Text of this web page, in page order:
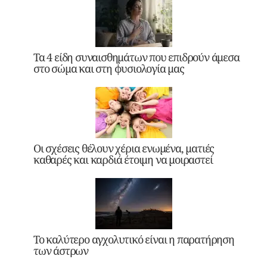
Τα 4 είδη συναισθημάτων που επιδρούν άμεσα
στο σώμα και στη φυσιολογία μας
Οι σχέσεις θέλουν χέρια ενωμένα, ματιές
καθαρές και καρδιά έτοιμη να μοιραστεί
Το καλύτερο αγχολυτικό είναι η παρατήρηση
των άστρων